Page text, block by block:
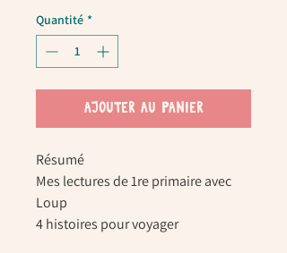
Quantité *
AJOUTER AU PANIER
Résumé
Mes lectures de 1re primaire avec
Loup
4 histoires pour voyager